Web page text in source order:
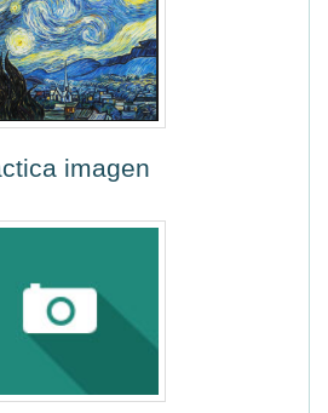
imagen